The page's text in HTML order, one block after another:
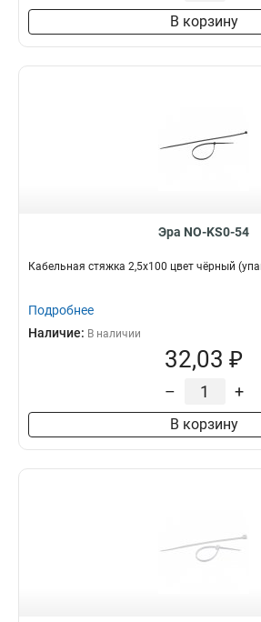
В корзину
Эра NO-KS0-54
Кабельная стяжка 2,5х100 цвет чёрный
Подробнее
Наличие: В наличии
32,03 ₽
– +
В корзину